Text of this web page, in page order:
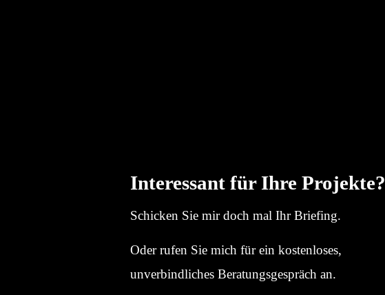
Interessant für Ihre Projekte?
Schi­cken Sie mir doch mal Ihr Briefing.
Oder rufen Sie mich für ein kostenloses,
unver­bind­li­ches Bera­tungs­ge­spräch an.